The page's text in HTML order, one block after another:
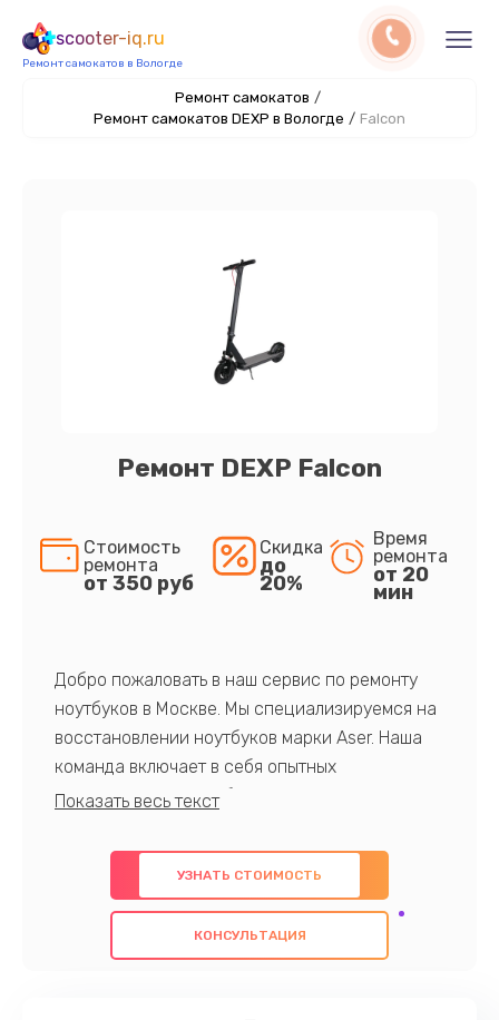
scooter-iq.ru
Ремонт самокатов в Вологде
Ремонт самокатов /
Ремонт самокатов DEXP в Вологде / Falcon
Ремонт DEXP Falcon
Стоимость
ремонта
от 350 руб
Скидка
до
20%
Время
ремонта
от 20
мин
Добро пожаловать в наш сервис по ремонту
ноутбуков в Москве. Мы специализируемся на
восстановлении ноутбуков марки Aser. Наша
команда включает в себя опытных
профессионалов с обширными знаниями и
предлагаем быстрый и качественный ремонт с
использованием оригинальных компонентов, а
также гарантируем качество всех
проведенных работ. Наша цель - предоставить
УЗНАТЬ СТОИМОСТЬ
КОНСУЛЬТАЦИЯ